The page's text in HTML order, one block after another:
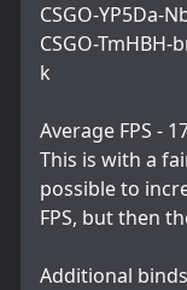
CSGO-YP5Da-
CSGO-TmHBH-
k
Average FPS -
This is with a
possible to
FPS, but then
Additional